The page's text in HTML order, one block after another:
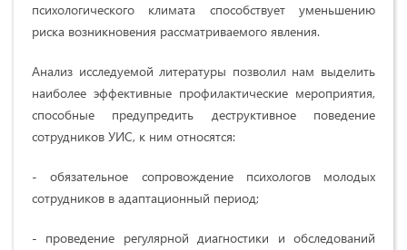
психологического климата способствует уменьшению
риска возникновения рассматриваемого явления.
Анализ исследуемой литературы позволил нам выделить
наиболее эффективные профилактические мероприятия,
способные предупредить деструктивное поведение
сотрудников УИС, к ним относятся:
- обязательное сопровождение психологов молодых
сотрудников в адаптационный период;
- проведение регулярной диагностики и обследований